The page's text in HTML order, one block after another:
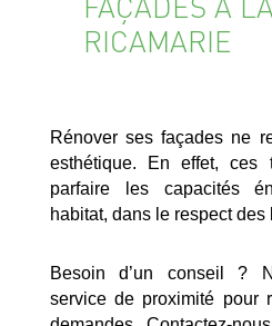
RICAMARIE
Rénover ses façades ne
esthétique. En effet, ces
parfaire les capacités
habitat, dans le respect des
Besoin d’un conseil ?
service de proximité pour